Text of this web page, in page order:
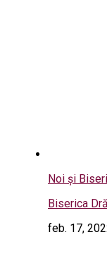
Noi și
Biserica
feb. 17,